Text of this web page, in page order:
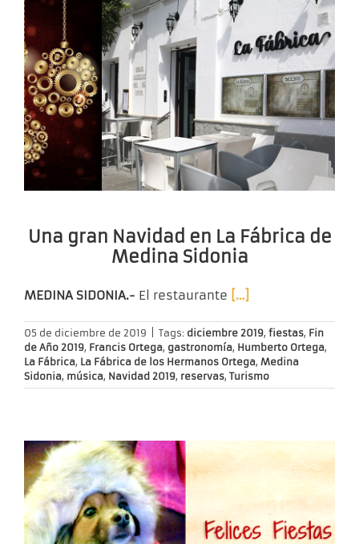
Una gran Navidad en La Fábrica de
Medina Sidonia
MEDINA SIDONIA.- El restaurante […]
05 de diciembre de 2019 Tags: diciembre 2019, fiestas, Fin
de Año 2019, Francis Ortega, gastronomía, Humberto Ortega,
La Fábrica, La Fábrica de los Hermanos Ortega, Medina
Sidonia, música, Navidad 2019, reservas, Turismo